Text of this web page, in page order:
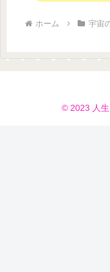
ホーム 宇宙
© 2023 人